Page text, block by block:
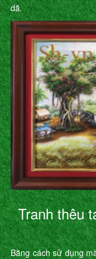
dã.
Tranh thêu
Bằng cách sử dụng